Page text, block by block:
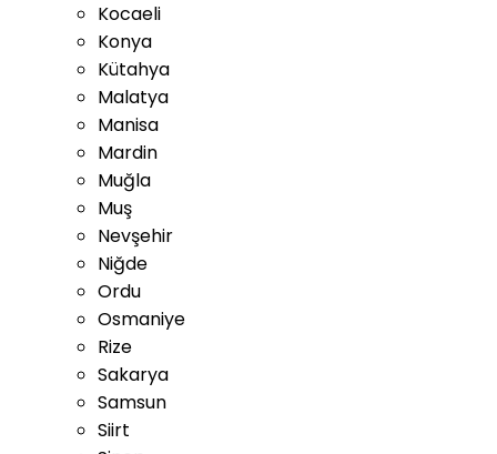
Kocaeli
Konya
Kütahya
Malatya
Manisa
Mardin
Muğla
Muş
Nevşehir
Niğde
Ordu
Osmaniye
Rize
Sakarya
Samsun
Siirt